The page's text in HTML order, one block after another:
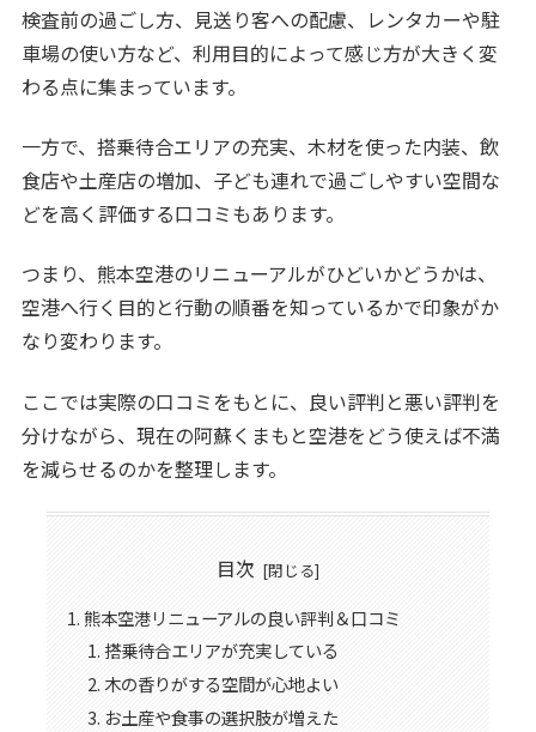
検査前の過ごし方、見送り客への配慮、レンタカーや駐
車場の使い方など、利用目的によって感じ方が大きく変
わる点に集まっています。
一方で、搭乗待合エリアの充実、木材を使った内装、飲
食店や土産店の増加、子ども連れで過ごしやすい空間な
どを高く評価する口コミもあります。
つまり、熊本空港のリニューアルがひどいかどうかは、
空港へ行く目的と行動の順番を知っているかで印象がか
なり変わります。
ここでは実際の口コミをもとに、良い評判と悪い評判を
分けながら、現在の阿蘇くまもと空港をどう使えば不満
を減らせるのかを整理します。
目次
熊本空港リニューアルの良い評判＆口コミ
搭乗待合エリアが充実している
木の香りがする空間が心地よい
お土産や食事の選択肢が増えた